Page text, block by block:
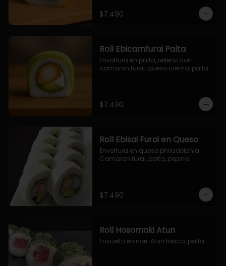
$7.490
Roll Ebicamfurai Palta
Envoltura en palta, relleno con
camaron furai, queso crema, palta.
$7.490
Roll Ebisai Furai en Queso
Envoltura en queso philadelphia.
Camaron furai, palta, pepino.
$7.490
Roll Hosomaki Atun
Envuelto en nori. Atun fresco, palta.